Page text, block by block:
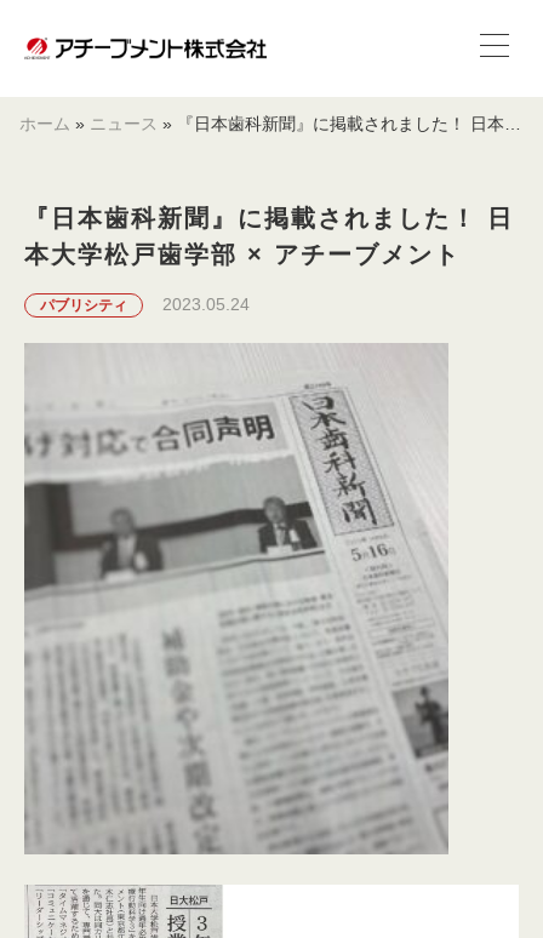
ホーム » ニュース » 『日本歯科新聞』に掲載されました！ 日本大学松戸歯学部 × アチーブメント
『日本歯科新聞』に掲載されました！ 日
本大学松戸歯学部 × アチーブメント
パブリシティ 2023.05.24